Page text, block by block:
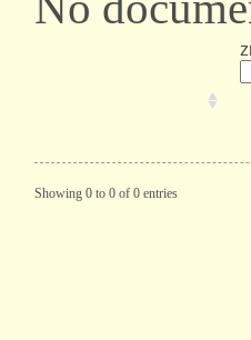
Showing 0 to 0 of 0 entries